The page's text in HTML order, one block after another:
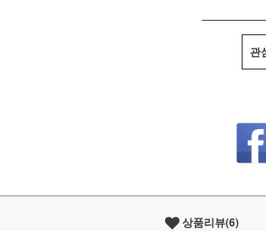
관
상품리뷰(6)